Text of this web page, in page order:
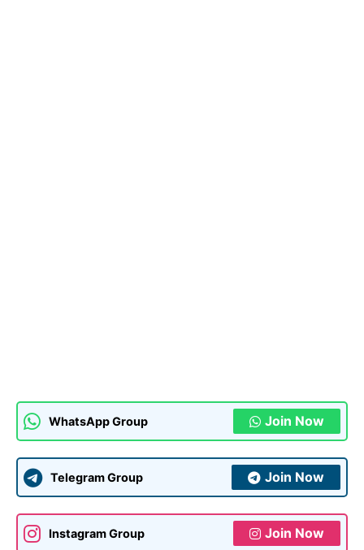
WhatsApp Group Join Now
Telegram Group Join Now
Instagram Group Join Now